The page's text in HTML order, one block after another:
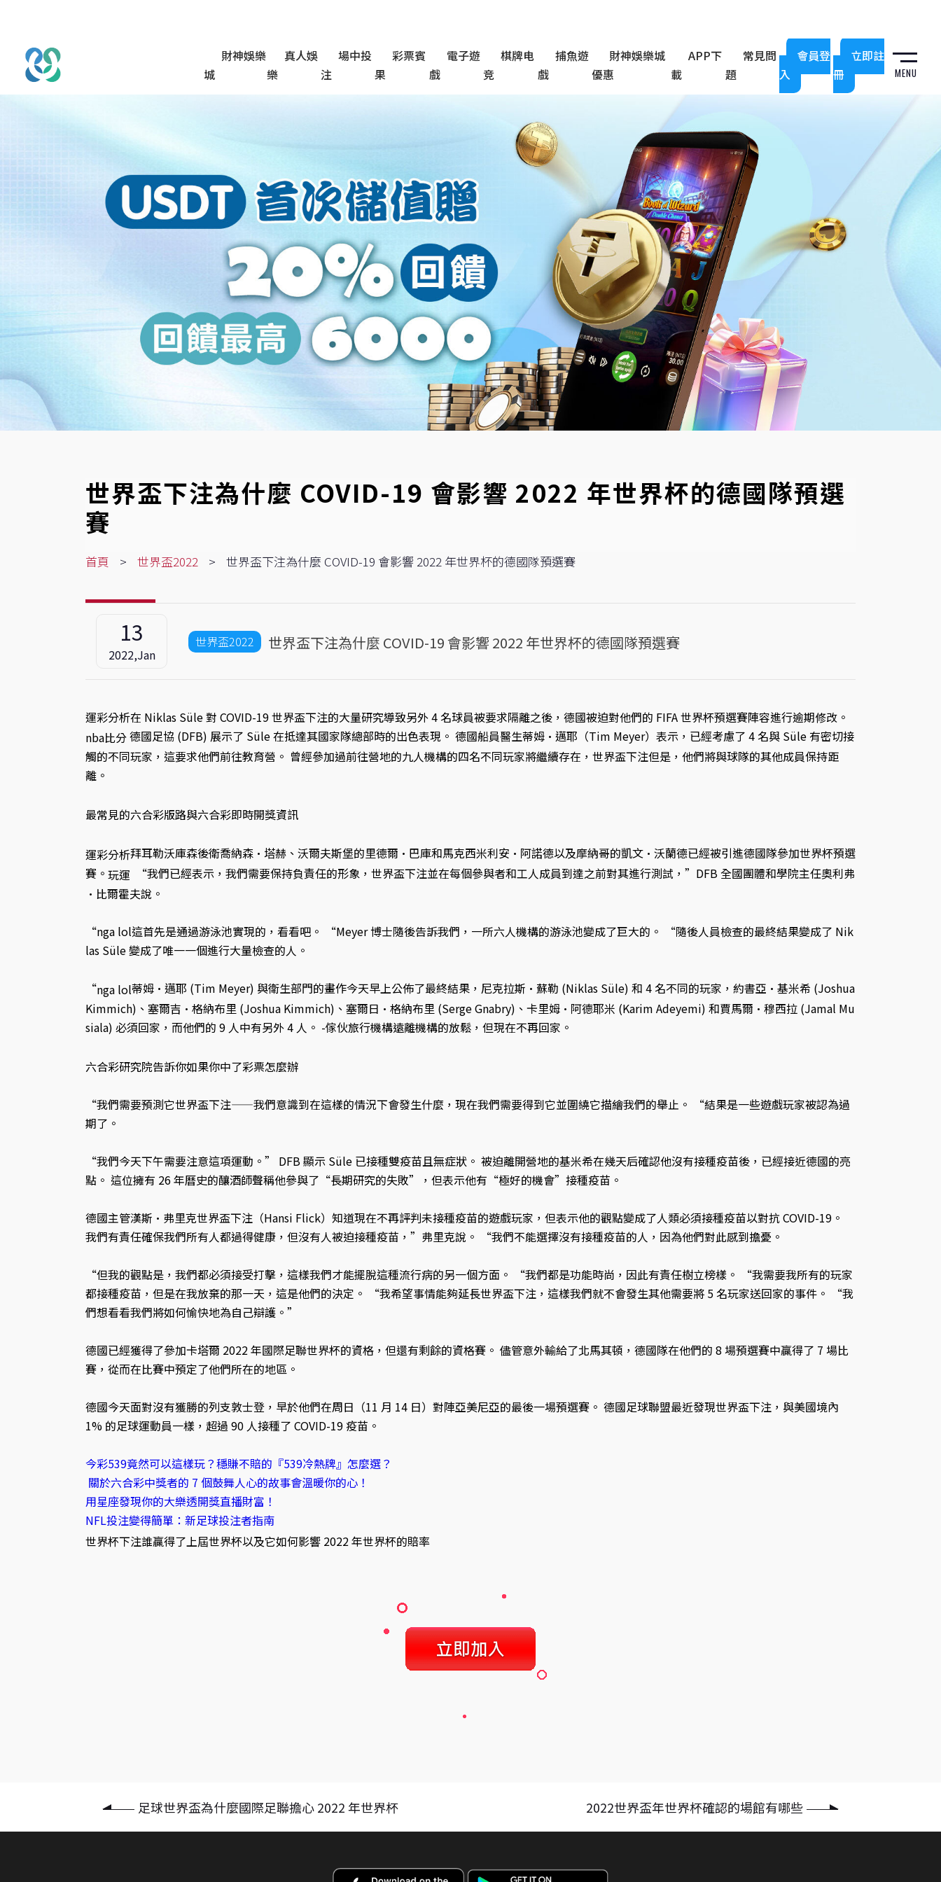
財神娛樂
城
真人娛
樂
場中投
注
彩票賓
果
電子遊
戲
棋牌电
竞
捕魚遊
戲
財神娛樂城
優惠
APP下
載
常見問
題
會員登
入
立即註
冊
MENU
世界盃下注為什麼 COVID-19 會影響 2022 年世界杯的德國隊預選
賽
首頁 世界盃2022 世界盃下注為什麼 COVID-19 會影響 2022 年世界杯的德國隊預選賽
13
2022,Jan
世界盃2022 世界盃下注為什麼 COVID-19 會影響 2022 年世界杯的德國隊預選賽
運彩分析在 Niklas Süle 對 COVID-19 世界盃下注的大量研究導致另外 4 名球員被要求隔離之後，德國被迫對他們的 FIFA 世界杯預選賽陣容進行逾期修改。
nba比分德國足協 (DFB) 展示了 Süle 在抵達其國家隊總部時的出色表現。 德國船員醫生蒂姆·邁耶（Tim Meyer）表示，已經考慮了 4 名與 Süle 有密切接
觸的不同玩家，這要求他們前往教育營。 曾經參加過前往營地的九人機構的四名不同玩家將繼續存在，世界盃下注但是，他們將與球隊的其他成員保持距
離。
最常見的六合彩版路與六合彩即時開獎資訊
運彩分析拜耳勒沃庫森後衛喬納森·塔赫、沃爾夫斯堡的里德爾·巴庫和馬克西米利安·阿諾德以及摩納哥的凱文·沃蘭德已經被引進德國隊參加世界杯預選
賽。 玩運 “我們已經表示，我們需要保持負責任的形象，世界盃下注並在每個參與者和工人成員到達之前對其進行測試，”DFB 全國團體和學院主任奧利弗
·比爾霍夫說。
“nga lol這首先是通過游泳池實現的，看看吧。 “Meyer 博士隨後告訴我們，一所六人機構的游泳池變成了巨大的。 “隨後人員檢查的最終結果變成了 Nik
las Süle 變成了唯一一個進行大量檢查的人。
“nga lol蒂姆·邁耶 (Tim Meyer) 與衛生部門的畫作今天早上公佈了最終結果，尼克拉斯·蘇勒 (Niklas Süle) 和 4 名不同的玩家，約書亞·基米希 (Joshua
Kimmich)、塞爾吉·格納布里 (Joshua Kimmich)、塞爾日·格納布里 (Serge Gnabry)、卡里姆·阿德耶米 (Karim Adeyemi) 和賈馬爾·穆西拉 (Jamal Mu
siala) 必須回家，而他們的 9 人中有另外 4 人。 -傢伙旅行機構遠離機構的放鬆，但現在不再回家。
六合彩研究院告訴你如果你中了彩票怎麼辦
“我們需要預測它世界盃下注——我們意識到在這樣的情況下會發生什麼，現在我們需要得到它並圍繞它描繪我們的舉止。 “結果是一些遊戲玩家被認為過
期了。
“我們今天下午需要注意這項運動。” DFB 顯示 Süle 已接種雙疫苗且無症狀。 被迫離開營地的基米希在幾天后確認他沒有接種疫苗後，已經接近德國的亮
點。 這位擁有 26 年曆史的釀酒師聲稱他參與了“長期研究的失敗”，但表示他有“極好的機會”接種疫苗。
德國主管漢斯·弗里克世界盃下注（Hansi Flick）知道現在不再評判未接種疫苗的遊戲玩家，但表示他的觀點變成了人類必須接種疫苗以對抗 COVID-19。
我們有責任確保我們所有人都過得健康，但沒有人被迫接種疫苗，”弗里克說。 “我們不能選擇沒有接種疫苗的人，因為他們對此感到擔憂。
“但我的觀點是，我們都必須接受打擊，這樣我們才能擺脫這種流行病的另一個方面。 “我們都是功能時尚，因此有責任樹立榜樣。 “我需要我所有的玩家
都接種疫苗，但是在我放棄的那一天，這是他們的決定。 “我希望事情能夠延長世界盃下注，這樣我們就不會發生其他需要將 5 名玩家送回家的事件。 “我
們想看看我們將如何愉快地為自己辯護。”
德國已經獲得了參加卡塔爾 2022 年國際足聯世界杯的資格，但還有剩餘的資格賽。 儘管意外輸給了北馬其頓，德國隊在他們的 8 場預選賽中贏得了 7 場比
賽，從而在比賽中預定了他們所在的地區。
德國今天面對沒有獲勝的列支敦士登，早於他們在周日（11 月 14 日）對陣亞美尼亞的最後一場預選賽。 德國足球聯盟最近發現世界盃下注，與美國境內
1% 的足球運動員一樣，超過 90 人接種了 COVID-19 疫苗。
今彩539竟然可以這樣玩？穩賺不賠的『539冷熱牌』怎麼選？
關於六合彩中獎者的 7 個鼓舞人心的故事會溫暖你的心！
用星座發現你的大樂透開獎直播財富！
NFL投注變得簡單：新足球投注者指南
世界杯下注誰贏得了上屆世界杯以及它如何影響 2022 年世界杯的賠率
足球世界盃為什麼國際足聯擔心 2022 年世界杯 2022世界盃年世界杯確認的場館有哪些